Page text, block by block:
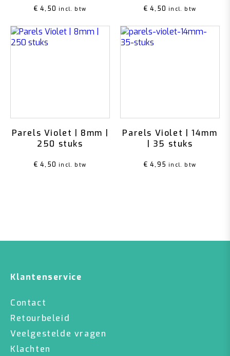
€ 4,50 incl. btw € 4,50 incl. btw
Parels Violet | 8mm |
250 stuks
€ 4,50 incl. btw
Parels Violet | 14mm
| 35 stuks
€ 4,95 incl. btw
Klantenservice
Contact
Retourbeleid
Veelgestelde vragen
Klachten